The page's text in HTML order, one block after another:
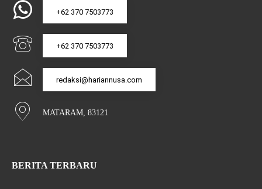
+62 370 7503773
+62 370 7503773
redaksi@hariannusa.com
MATARAM, 83121
BERITA TERBARU